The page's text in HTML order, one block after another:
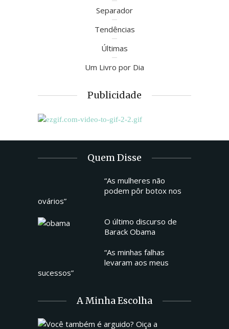
Separador
Tendências
Últimas
Um Livro por Dia
Publicidade
Quem Disse
“As mulheres não
podem pôr botox nos
ovários”
O último discurso de
Barack Obama
“As minhas falhas
levaram aos meus
sucessos”
A Minha Escolha